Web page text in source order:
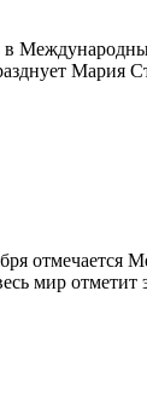
в
Мария
отмечается
мир отметит